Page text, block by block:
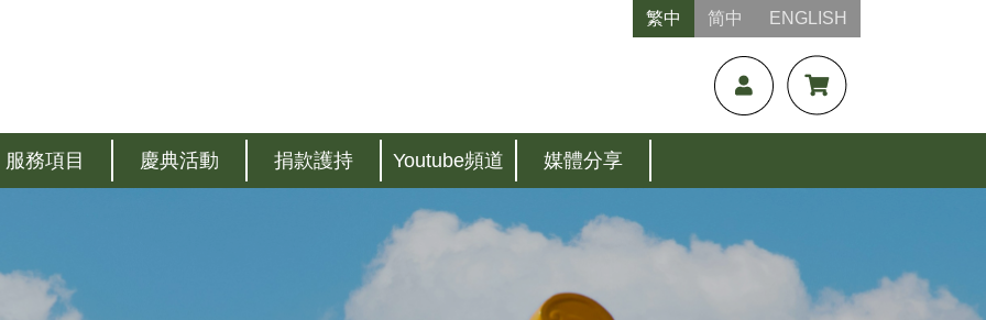
繁中 简中 ENGLISH
服務項目 慶典活動 捐款護持 Youtube頻道 媒體分享